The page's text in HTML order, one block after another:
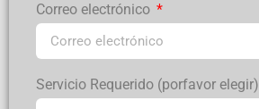
Correo electrónico
Servicio Requerido (porfavor elegir)